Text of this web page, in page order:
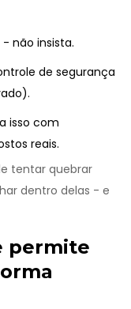
não insista.
de segurança
isso com
reais.
tentar quebrar
dentro delas - e
permite